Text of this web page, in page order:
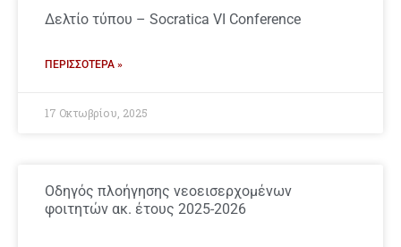
Δελτίο τύπου – Socratica VI Conference
ΠΕΡΙΣΣΌΤΕΡΑ »
17 Οκτωβρίου, 2025
Οδηγός πλοήγησης νεοεισερχομένων
φοιτητών ακ. έτους 2025-2026